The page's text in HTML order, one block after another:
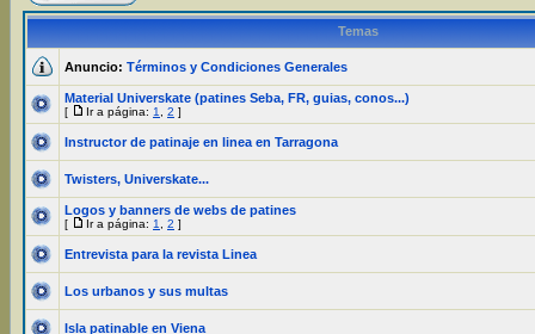
Temas
Anuncio: Términos y Condiciones Generales
Material Universkate (patines Seba, FR, guias, conos...)
[ Ir a página: 1 2 ]
Instructor de patinaje en linea en Tarragona
Twisters, Universkate...
Logos y banners de webs de patines
[ Ir a página: 1 2 ]
Entrevista para la revista Linea
Los urbanos y sus multas
Isla patinable en Viena